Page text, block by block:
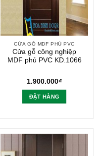
CỬA GỖ MDF PHỦ PVC
Cửa gỗ công nghiệp
MDF phủ PVC KD.1066
1.900.000₫
ĐẶT HÀNG